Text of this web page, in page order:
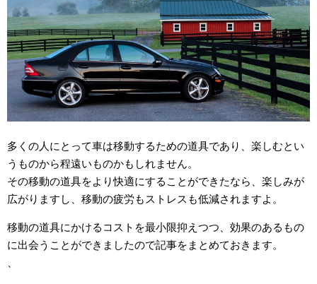
多くの人にとって車は移動するための道具であり、楽しむとい
うものから程遠いものかもしれません。
その移動の道具をより快適にすることができたなら、楽しみが
広がりますし、移動の疲労もストレスも低減されますよ。
移動の道具にかけるコストを最小限抑えつつ、効果のあるもの
に出会うことができましたので記事をまとめておきます。